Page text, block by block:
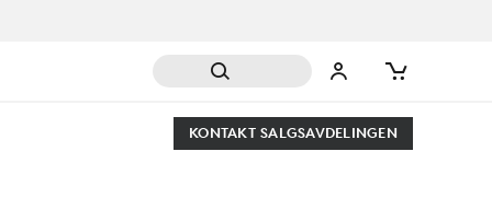
KONTAKT SALGSAVDELINGEN